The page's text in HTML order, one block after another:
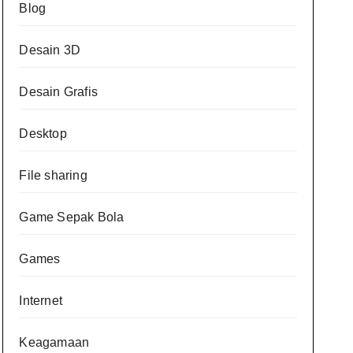
Blog
Desain 3D
Desain Grafis
Desktop
File sharing
Game Sepak Bola
Games
Internet
Keagamaan